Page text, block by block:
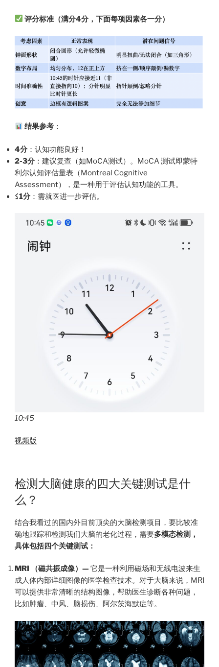
评分标准（满分4分，下面每项因素各一分）
结果参考 ：
4分：认知功能良好！
2-3分：建议复查（如MoCA测试）。MoCA 测试即蒙特
利尔认知评估量表（Montreal Cognitive
Assessment），是一种用于评估认知功能的工具。
≤1分：需就医进一步评估。
10:45
视频版
检测大脑健康的四大关键测试是什
么？
结合我看过的国内外目前顶尖的大脑检测项目，要比较准
确地跟踪和检测我们大脑的老化过程，需要多模态检测，
具体包括四个关键测试：
MRI （磁共振成像）—它是一种利用磁场和无线电波来生
成人体内部详细图像的医学检查技术。对于大脑来说，MRI
可以提供非常清晰的结构图像，帮助医生诊断各种问题，
比如肿瘤、中风、脑损伤、阿尔茨海默症等。